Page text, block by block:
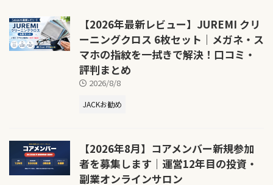
【2026年最新レビュー】JUREMI クリ
ーニングクロス 6枚セット｜メガネ・ス
マホの指紋を一拭きで解決！口コミ・
評判まとめ
2026/8/8
JACKお勧め
【2026年8月】コアメンバー新規参加
者を募集します｜運営12年目の投資・
副業オンラインサロン